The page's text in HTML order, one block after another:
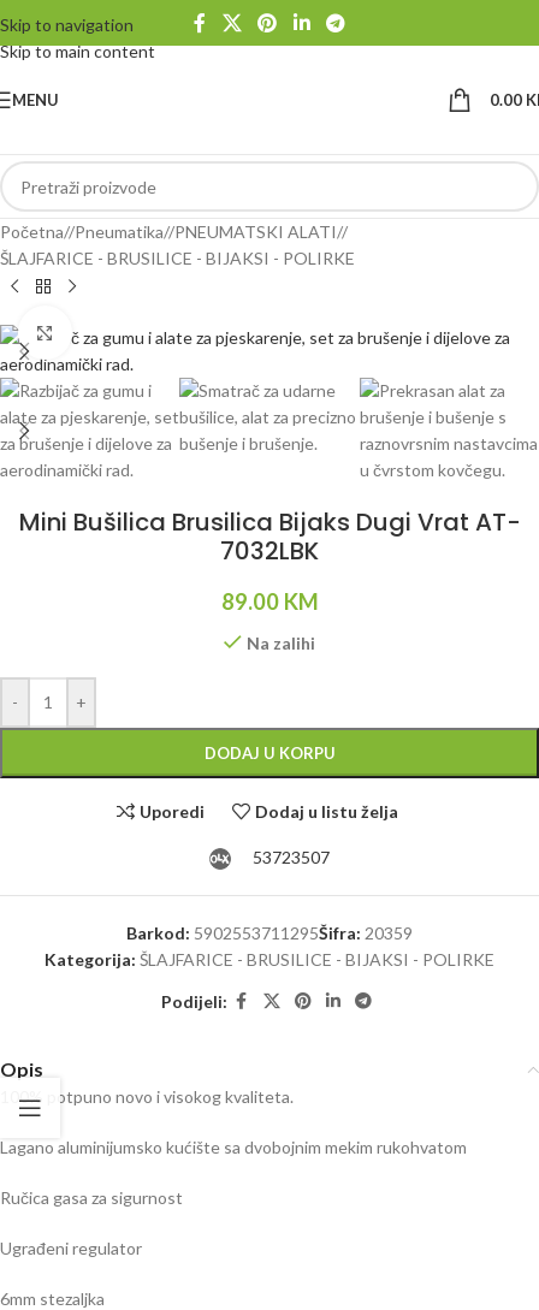
Skip to navigation
Skip to main content
MENU 0.00
Početna/ Pneumatika/ PNEUMATSKI ALATI/
ŠLAJFARICE - BRUSILICE - BIJAKSI - POLIRKE
Klikni da uvećaš
Mini Bušilica Brusilica Bijaks Dugi Vrat AT-
7032LBK
89.00 KM
Na zalihi
- +
DODAJ U KORPU
Uporedi Dodaj u listu želja
53723507
Barkod: 5902553711295Šifra: 20359
Kategorija: ŠLAJFARICE - BRUSILICE - BIJAKSI - POLIRKE
Podijeli:
Opis
100% potpuno novo i visokog kvaliteta.
Lagano aluminijumsko kućište sa dvobojnim mekim rukohvatom
Ručica gasa za sigurnost
Ugrađeni regulator
6mm stezaljka